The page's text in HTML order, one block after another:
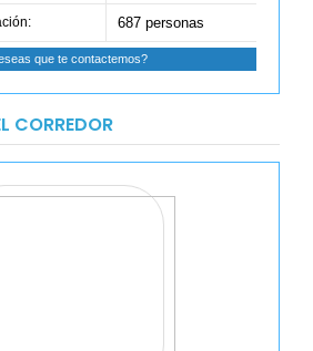
687 personas
que te contactemos?
CORREDOR